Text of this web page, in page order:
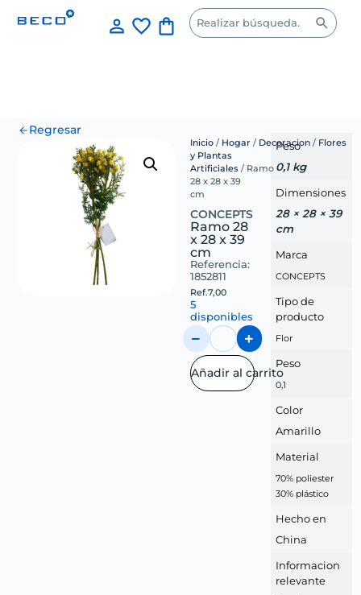
Regresar
Inicio / Hogar / Decoracion / Flores
y Plantas
Artificiales / Ramo
28 x 28 x 39
cm
CONCEPTS
Ramo 28
x 28 x 39
cm
Referencia:
1852811
Ref.7,00
5
disponibles
Añadir al carrito
Peso
0,1 kg
Dimensiones
28 × 28 × 39
cm
Marca
CONCEPTS
Tipo de
producto
Flor
Peso
0,1
Color
Amarillo
Material
70% poliester
30% plástico
Hecho en
China
Informacion
relevante